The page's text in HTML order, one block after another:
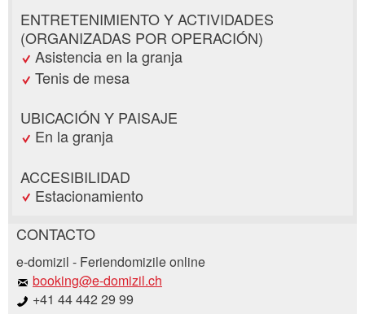
ENTRETENIMIENTO Y ACTIVIDADES
(ORGANIZADAS POR OPERACIÓN)
Asistencia en la granja
Tenis de mesa
UBICACIÓN Y PAISAJE
En la granja
ACCESIBILIDAD
Estacionamiento
Reclamar por anuncio
Su regeneración es muy apreciada!
Recomiende este anuncio a sus amigos.
CONTACTO
e-domizil - Feriendomizile online
booking@e-domizil.ch
+41 44 442 29 99